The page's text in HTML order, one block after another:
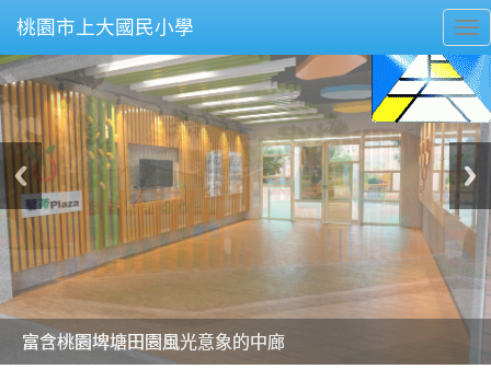
桃園市上大國民小學
美麗的操場是我們活力的來源
美麗的操場是我們活力的來源
煥然一新的小司令台
煥然一新的小司令台
富含桃園埤塘田園風光意象的中廊
富含桃園埤塘田園風光意象的中廊
嶄新的中庭廣場
嶄新的中庭廣場
水生池生生不息
水生池生生不息